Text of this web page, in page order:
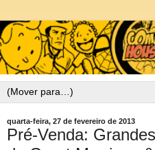
quarta-feira, 27 de fevereiro de 2013
Pré-Venda: